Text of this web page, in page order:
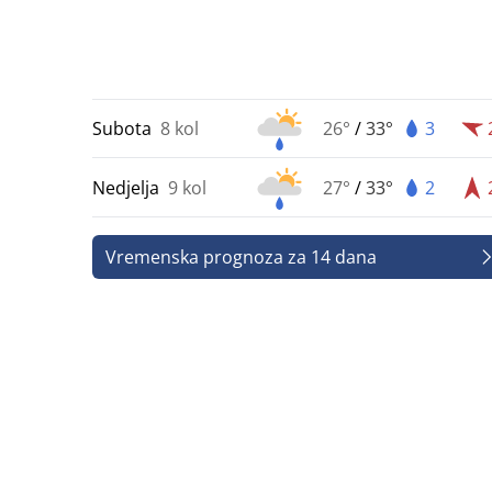
Subota 8 kol 26° /33° 3
Nedjelja 9 kol 27° /33° 2
Vremenska prognoza za 14 dana